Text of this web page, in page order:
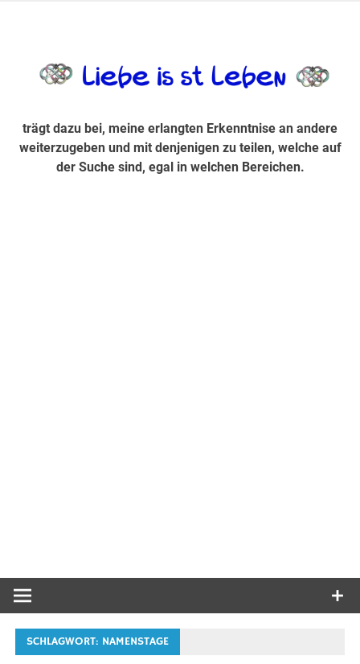
Suche sind, egal in welchen Bereichen.
trägt dazu bei, meine erlangten Erkenntnise an andere
weiterzugeben und mit denjenigen zu teilen, welche auf
der Suche sind, egal in welchen Bereichen.
SCHLAGWORT: NAMENSTAGE